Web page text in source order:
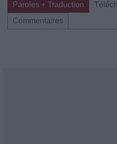
Paroles + Traduction
Commentaires